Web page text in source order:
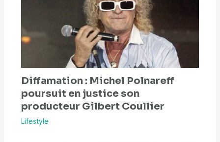
Diffamation : Michel Polnareff
poursuit en justice son
producteur Gilbert Coullier
Lifestyle